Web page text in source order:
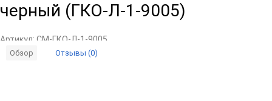
черный (ГКО-Л-1-9005)
Артикул: CM-ГКО-Л-1-9005
Обзор Отзывы (0)